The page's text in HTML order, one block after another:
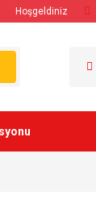
Hoşgeldiniz